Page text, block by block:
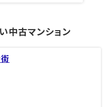
中古マンション